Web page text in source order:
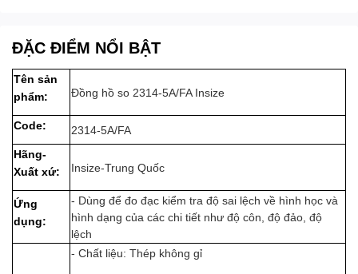
ĐẶC ĐIỂM NỔI BẬT
Tên sản
phẩm:
Đồng hồ so 2314-5A/FA Insize
Code: 2314-5A/FA
Hãng-
Xuất xứ:
Insize-Trung Quốc
Ứng
dụng:
- Dùng để đo đạc kiểm tra độ sai lệch về hình học và
hình dạng của các chi tiết như độ côn, độ đảo, độ
lệch
- Chất liệu: Thép không gỉ